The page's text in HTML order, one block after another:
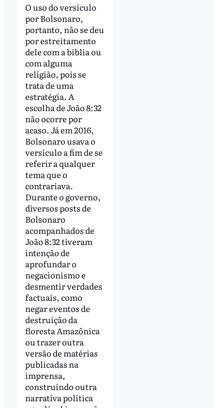
O uso do versículo
por Bolsonaro,
portanto, não se deu
por estreitamento
dele com a bíblia ou
com alguma
religião, pois se
trata de uma
estratégia. A
escolha de João 8:32
não ocorre por
acaso. Já em 2016,
Bolsonaro usava o
versículo a fim de se
referir a qualquer
tema que o
contrariava.
Durante o governo,
diversos posts de
Bolsonaro
acompanhados de
João 8:32 tiveram
intenção de
aprofundar o
negacionismo e
desmentir verdades
factuais, como
negar eventos de
destruição da
floresta Amazônica
ou trazer outra
versão de matérias
publicadas na
imprensa,
construindo outra
narrativa política